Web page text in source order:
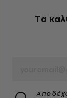
Tα